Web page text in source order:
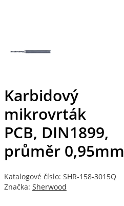
Karbidový
mikrovrták
PCB, DIN1899,
průměr 0,95mm
Katalogové číslo: SHR-158-3015Q
Značka: Sherwood